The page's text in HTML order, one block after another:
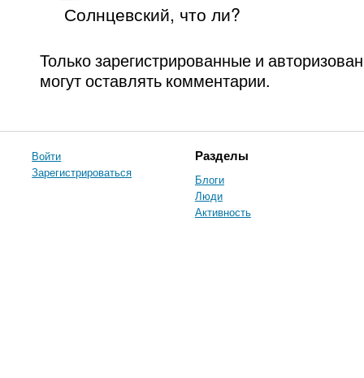
Солнцевский, что ли?
Только зарегистрированные и
могут оставлять комментарии.
Войти
Зарегистрироваться
Разделы
Блоги
Люди
Активность